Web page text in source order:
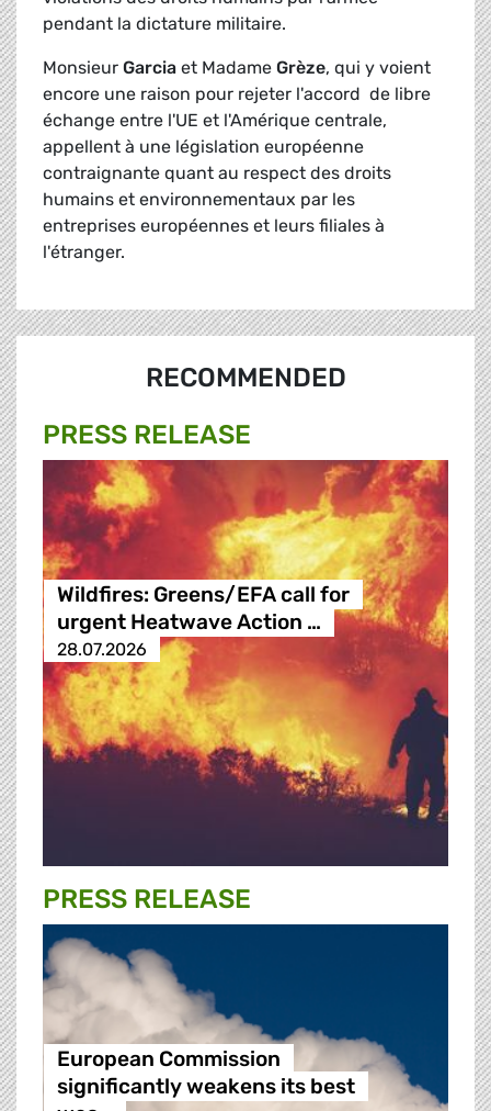
pendant la dictature militaire.
Monsieur Garcia et Madame Grèze, qui y voient
encore une raison pour rejeter l'accord de libre
échange entre l'UE et l'Amérique centrale,
appellent à une législation européenne
contraignante quant au respect des droits
humains et environnementaux par les
entreprises européennes et leurs filiales à
l'étranger.
RECOMMENDED
PRESS RELEASE
Wildfires: Greens/EFA call for
urgent Heatwave Action …
28.07.2026
PRESS RELEASE
European Commission
significantly weakens its best